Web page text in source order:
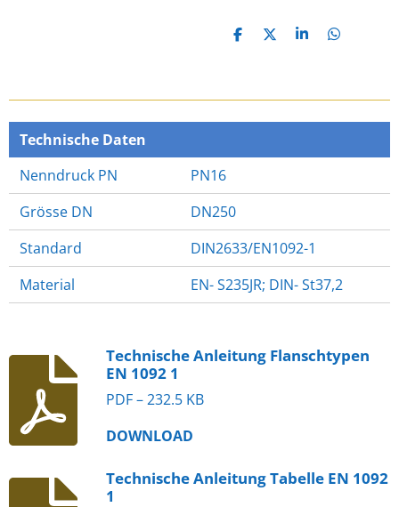
T
E
T
E
T
E
T
E
Technische Daten
Nenndruck PN
PN16
Grösse DN
DN250
Standard
DIN2633/EN1092-1
Material
EN- S235JR; DIN- St37,2
Technische Anleitung Flanschtypen
EN 1092 1
PDF – 232.5 KB
DOWNLOAD
Technische Anleitung Tabelle EN 1092
1